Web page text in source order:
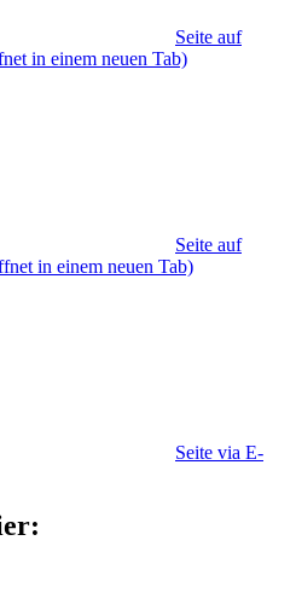
Seite auf
in einem neuen Tab)
Seite auf
in einem neuen Tab)
Seite via E-